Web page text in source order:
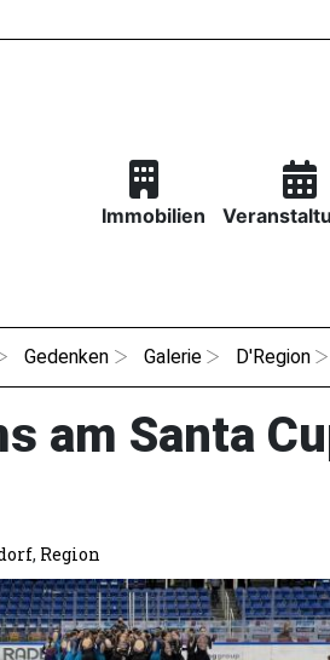
Immobilien
Gedenken Galerie D'Region
am Santa
, Region